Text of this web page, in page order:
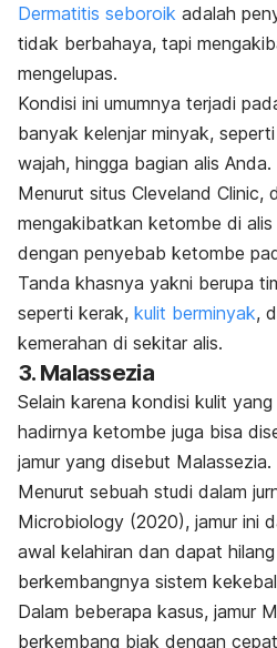
Dermatitis seboroik adalah
tidak berbahaya, tapi
mengelupas.
Kondisi ini umumnya terjadi
banyak kelenjar minyak,
wajah, hingga bagian alis Anda.
Menurut situs Cleveland Clinic,
mengakibatkan ketombe di
dengan penyebab ketombe
Tanda khasnya yakni berupa
seperti kerak, kulit berminyak,
kemerahan di sekitar alis.
3. Malassezia
Selain karena kondisi kulit
hadirnya ketombe juga bisa
jamur yang disebut Malassezia.
Menurut sebuah studi dalam
Microbiology (2020), jamur ini
awal kelahiran dan dapat
berkembangnya sistem
Dalam beberapa kasus, jamur
berkembang biak dengan